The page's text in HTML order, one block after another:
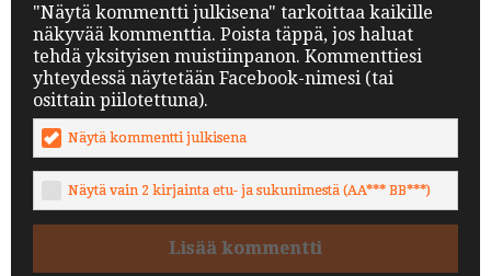
"Näytä kommentti julkisena" tarkoittaa kaikille
näkyvää kommenttia. Poista täppä, jos haluat
tehdä yksityisen muistiinpanon. Kommenttiesi
yhteydessä näytetään Facebook-nimesi (tai
osittain piilotettuna).
Näytä kommentti julkisena
Näytä vain 2 kirjainta etu- ja sukunimestä (AA*** BB***)
Lisää kommentti